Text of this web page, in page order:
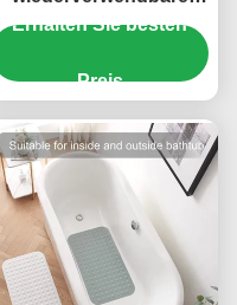
Silikon-Badezimmer-
For Shower
Erhalten Sie besten
Preis